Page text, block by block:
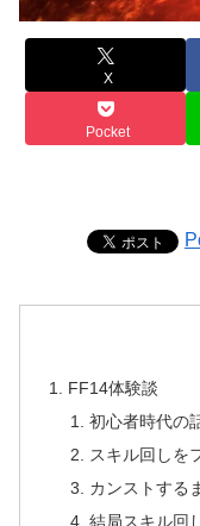
X
Pocket
FF14体験談
初心者時代の
スキル回しを
カンストする
結局スキル回